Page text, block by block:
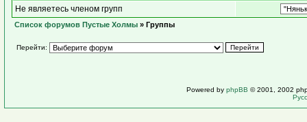
Не являетесь членом групп
Список форумов Пустые Холмы » Группы
Перейти:
Powered by phpBB © 2001, 2002